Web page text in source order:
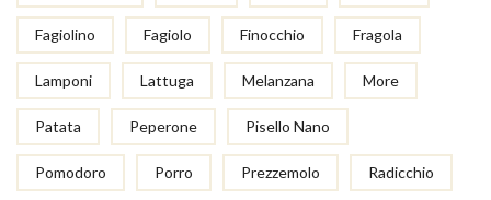
Fagiolino Fagiolo Finocchio Fragola
Lamponi Lattuga Melanzana More
Patata Peperone Pisello Nano
Pomodoro Porro Prezzemolo Radicchio